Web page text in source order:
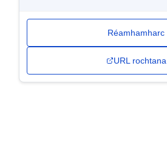
Réamhamharc
URL rochtana